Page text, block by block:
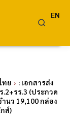
EN
ทย
: เอกสารส่ง
.2+รร.3 (ประกวด
นว 19,100 กล่อง
ส์)